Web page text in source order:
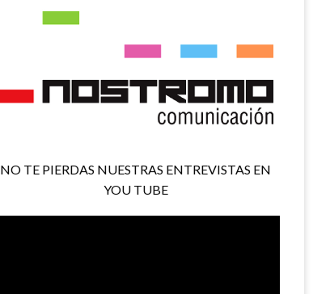
NO TE PIERDAS NUESTRAS ENTREVISTAS EN
YOU TUBE